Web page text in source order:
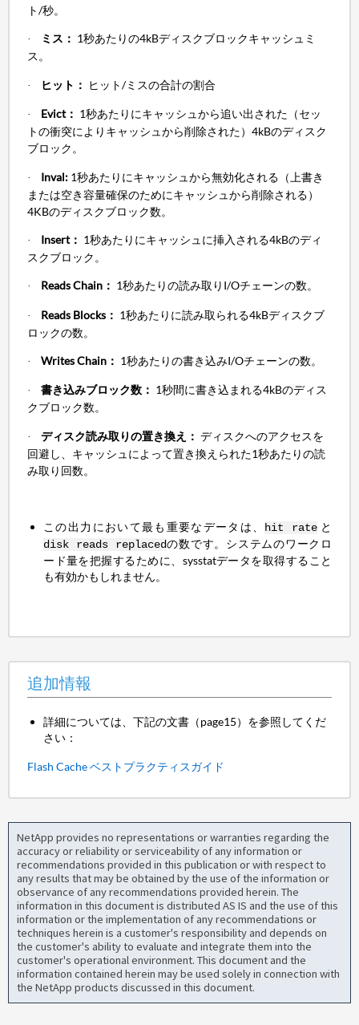
ト/秒。
· ミス： 1秒あたりの4kBディスクブロックキャッシュミ
ス。
· ヒット： ヒット/ミスの合計の割合
· Evict： 1秒あたりにキャッシュから追い出された（セッ
トの衝突によりキャッシュから削除された）4kBのディスク
ブロック。
· Inval:1秒あたりにキャッシュから無効化される（上書き
または空き容量確保のためにキャッシュから削除される）
4KBのディスクブロック数。
· Insert： 1秒あたりにキャッシュに挿入される4kBのディ
スクブロック。
· Reads Chain： 1秒あたりの読み取りI/Oチェーンの数。
· Reads Blocks： 1秒あたりに読み取られる4kBディスクブ
ロックの数。
· Writes Chain： 1秒あたりの書き込みI/Oチェーンの数。
· 書き込みブロック数： 1秒間に書き込まれる4kBのディス
クブロック数。
· ディスク読み取りの置き換え： ディスクへのアクセスを
回避し、キャッシュによって置き換えられた1秒あたりの読
み取り回数。
この出力において最も重要なデータは、 hit rateと
disk reads replacedの数です。システムのワークロ
ード量を把握するために、sysstatデータを取得すること
も有効かもしれません。
追加情報
詳細については、下記の文書（page15）を参照してくだ
さい：
Flash Cache ベストプラクティスガイド
NetApp provides no representations or warranties regarding the
accuracy or reliability or serviceability of any information or
recommendations provided in this publication or with respect to
any results that may be obtained by the use of the information or
observance of any recommendations provided herein. The
information in this document is distributed AS IS and the use of this
information or the implementation of any recommendations or
techniques herein is a customer's responsibility and depends on
the customer's ability to evaluate and integrate them into the
customer's operational environment. This document and the
information contained herein may be used solely in connection with
the NetApp products discussed in this document.